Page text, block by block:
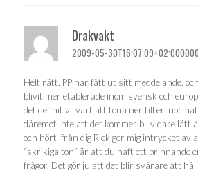
Drakvakt
2009-05-
Helt rätt. PP har fått ut sitt meddelande,
blivit mer etablerade inom svensk och
det definitivt värt att tona ner till en
däremot inte att det kommer bli vidare lätt
och hört ifrån dig Rick ger mig intrycket av
“skrikiga ton” är att du haft ett brinnande
frågor. Det gör ju att det blir svårare att